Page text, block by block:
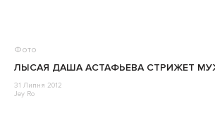
Фото
ЛЫСАЯ ДАША АСТАФЬЕВА СТРИЖЕТ
31 Липня 2012
Jey Ro